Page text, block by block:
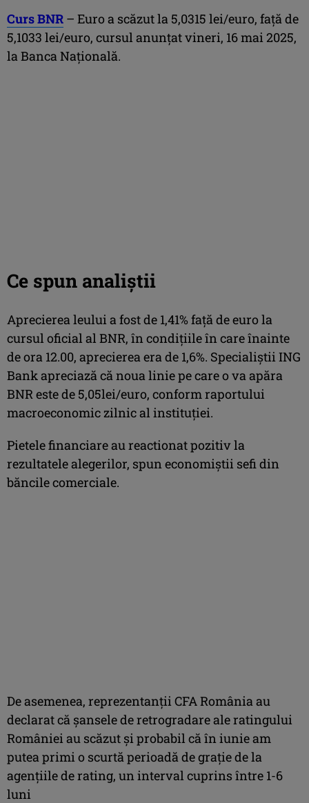
Curs BNR – Euro a scăzut la 5,0315 lei/euro, faţă de
5,1033 lei/euro, cursul anunţat vineri, 16 mai 2025,
la Banca Naţională.
Ce spun analiştii
Aprecierea leului a fost de 1,41% față de euro la
cursul oficial al BNR, în condițiile în care înainte
de ora 12.00, aprecierea era de 1,6%. Specialiștii ING
Bank apreciază că noua linie pe care o va apăra
BNR este de 5,05lei/euro, conform raportului
macroeconomic zilnic al instituției.
Pietele financiare au reactionat pozitiv la
rezultatele alegerilor, spun economiștii sefi din
băncile comerciale.
De asemenea, reprezentanții CFA România au
declarat că șansele de retrogradare ale ratingului
României au scăzut și probabil că în iunie am
putea primi o scurtă perioadă de grație de la
agențiile de rating, un interval cuprins între 1-6
luni